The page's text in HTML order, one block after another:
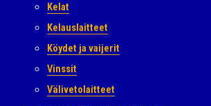
Kelat
Kelauslaitteet
Köydet ja vaijerit
Vinssit
Välivetolaitteet